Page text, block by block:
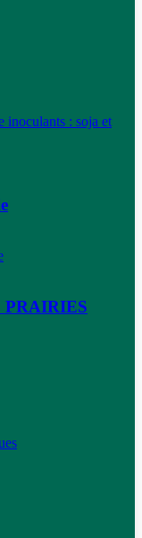
inoculants : soja et
PRAIRIES